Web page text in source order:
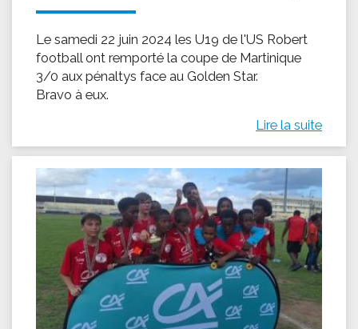
Le samedi 22 juin 2024 les U19 de l'US Robert
football ont remporté la coupe de Martinique
3/0 aux pénaltys face au Golden Star.
Bravo à eux.
Lire la suite